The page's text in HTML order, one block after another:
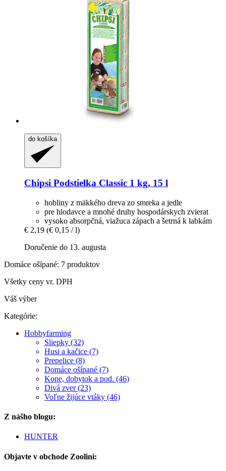
do košíka
Chipsi Podstielka Classic 1 kg, 15 l
hobliny z mäkkého dreva zo smreka a jedle
pre hlodavce a mnohé druhy hospodárskych zvierat
vysoko absorpčná, viažuca zápach a šetrná k labkám
€ 2,19 (€ 0,15 / l)
Doručenie do 13. augusta
Domáce ošípané: 7 produktov
Všetky ceny vr. DPH
Váš výber
Kategórie:
Hobbyfarming
Sliepky (32)
Husi a kačice (7)
Prepelice (8)
Domáce ošípané (7)
Kone, dobytok a pod. (46)
Divá zver (23)
Voľne žijúce vtáky (46)
Z nášho blogu:
HUNTER
Objavte v obchode Zoolini: